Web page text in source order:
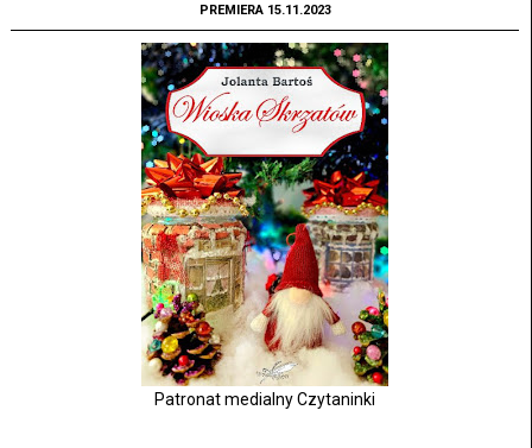
PREMIERA 15.11.2023
Patronat medialny Czytaninki